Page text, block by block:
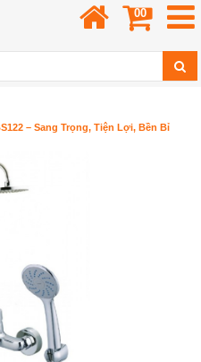
00
– Sang Trọng, Tiện Lợi, Bền Bỉ